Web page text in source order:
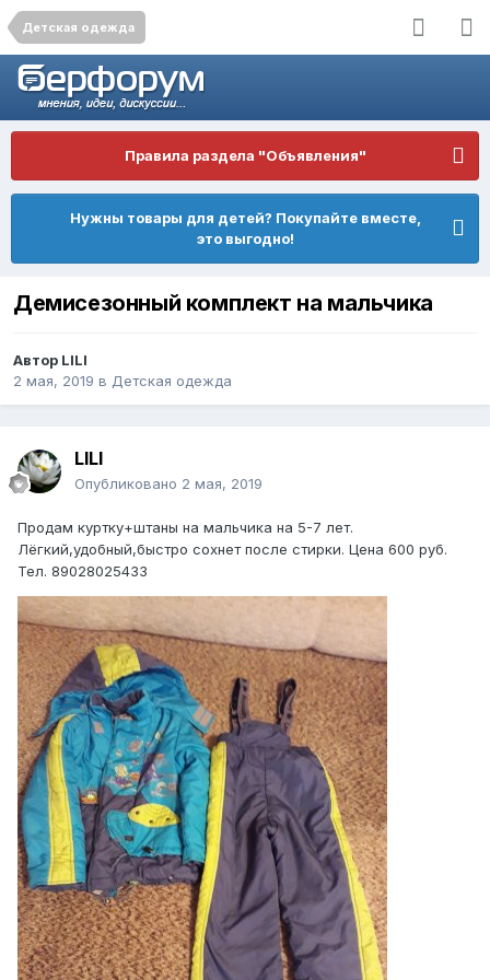
Детская одежда
Правила раздела "Объявления"
Нужны товары для детей? Покупайте вместе,
это выгодно!
Демисезонный комплект на мальчика
Автор LILI
2 мая, 2019 в Детская одежда
LILI
Опубликовано 2 мая, 2019
Продам куртку+штаны на мальчика на 5-7 лет.
Лёгкий,удобный,быстро сохнет после стирки. Цена 600 руб.
Тел. 89028025433